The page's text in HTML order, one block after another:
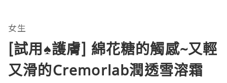
女生
[試用♠護膚] 綿花糖的觸感~又輕
又滑的Cremorlab潤透雪溶霜